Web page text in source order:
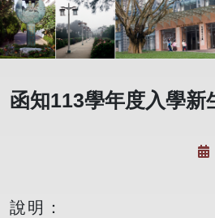
函知113學年度入學新
說明：